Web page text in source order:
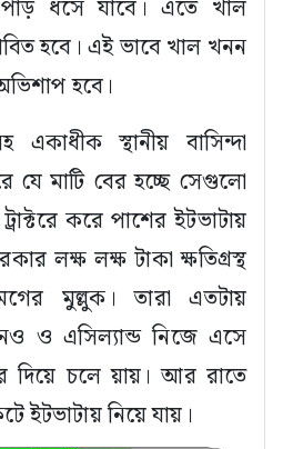
ধসে যাবে। এতে খাল
হবে। এই ভাবে খাল খনন
হবে।
স্থানীয় বাসিন্দা
মাটি বের হচ্ছে সেগুলো
করে পাশের ইটভাটায়
লক্ষ লক্ষ টাকা ক্ষতিগ্রস্থ
মুল্লুক। তারা এতটায়
ও এসিল্যান্ড নিজে এসে
দিয়ে চলে য়ায়। আর রাতে
ইটভাটায় নিয়ে যায়।